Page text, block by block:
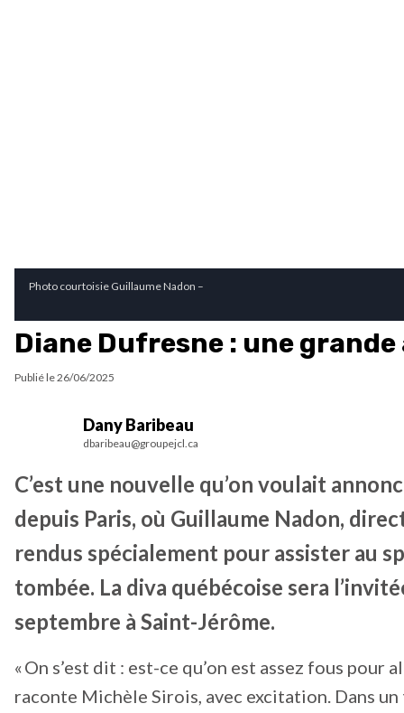
Photo courtoisie Guillaume Nadon –
Diane Dufresne : une
Publié le26/06/2025
Dany Baribeau
dbaribeau@groupejcl.ca
C’est une nouvelle qu’on voulait
depuis Paris, où Guillaume Nadon,
rendus spécialement pour assister au
tombée. La diva québécoise sera
septembre à Saint-Jérôme.
« On s’est dit : est-ce qu’on est assez fous pour
raconte Michèle Sirois, avec excitation. Dans